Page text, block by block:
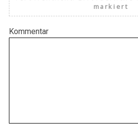
markiert
Kommentar